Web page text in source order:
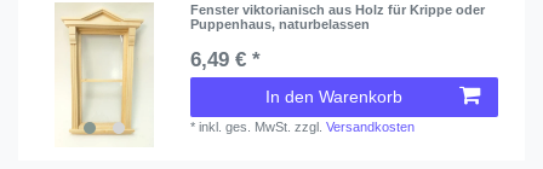
Fenster viktorianisch aus Holz für Krippe oder
Puppenhaus, naturbelassen
6,49 € *
In den Warenkorb
*inkl. ges. MwSt. zzgl.Versandkosten